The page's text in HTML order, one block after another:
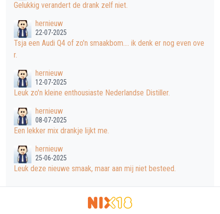
Gelukkig verandert de drank zelf niet.
hernieuw
22-07-2025
Tsja een Audi Q4 of zo'n smaakbom.... ik denk er nog even ove
r.
hernieuw
12-07-2025
Leuk zo'n kleine enthousiaste Nederlandse Distiller.
hernieuw
08-07-2025
Een lekker mix drankje lijkt me.
hernieuw
25-06-2025
Leuk deze nieuwe smaak, maar aan mij niet besteed.